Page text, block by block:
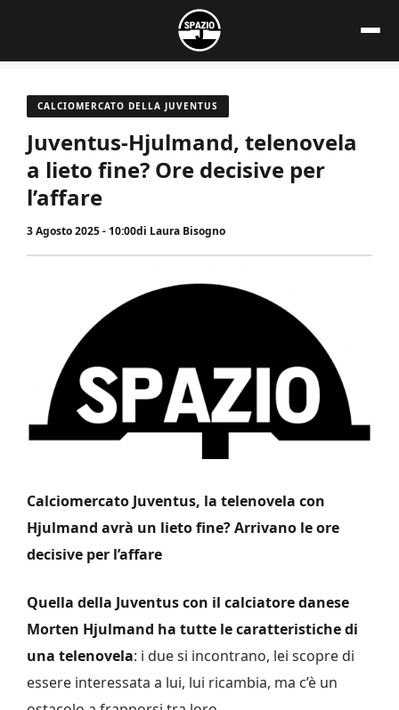
contenuto
CALCIOMERCATO DELLA JUVENTUS
Juventus-Hjulmand, telenovela
a lieto fine? Ore decisive per
l’affare
3 Agosto 2025 - 10:00di Laura Bisogno
Calciomercato Juventus, la telenovela con
Hjulmand avrà un lieto fine? Arrivano le ore
decisive per l’affare
Quella della Juventus con il calciatore danese
Morten Hjulmand ha tutte le caratteristiche di
una telenovela: i due si incontrano, lei scopre di
essere interessata a lui, lui ricambia, ma c’è un